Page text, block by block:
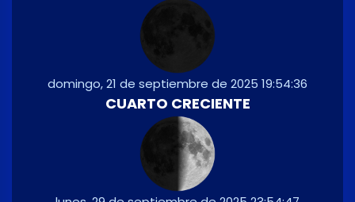
domingo, 21 de septiembre de 2025 19:54:36
CUARTO CRECIENTE